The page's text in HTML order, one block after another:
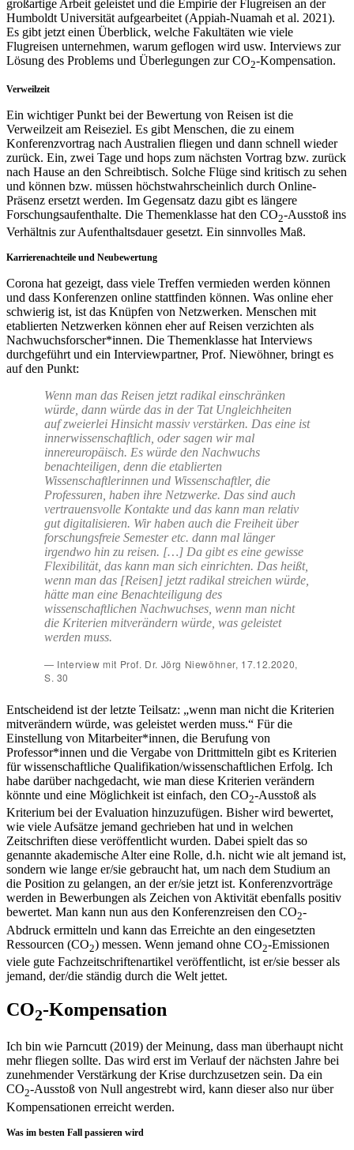
großartige Arbeit geleistet und die Empirie der Flugreisen an der
Humboldt Universität aufgearbeitet (Appiah-Nuamah et al. 2021).
Es gibt jetzt einen Überblick, welche Fakultäten wie viele
Flugreisen unternehmen, warum geflogen wird usw. Interviews zur
Lösung des Problems und Überlegungen zur CO2-Kompensation.
Verweilzeit
Ein wichtiger Punkt bei der Bewertung von Reisen ist die
Verweilzeit am Reiseziel. Es gibt Menschen, die zu einem
Konferenzvortrag nach Australien fliegen und dann schnell wieder
zurück. Ein, zwei Tage und hops zum nächsten Vortrag bzw. zurück
nach Hause an den Schreibtisch. Solche Flüge sind kritisch zu sehen
und können bzw. müssen höchstwahrscheinlich durch Online-
Präsenz ersetzt werden. Im Gegensatz dazu gibt es längere
Forschungsaufenthalte. Die Themenklasse hat den CO2-Ausstoß ins
Verhältnis zur Aufenthaltsdauer gesetzt. Ein sinnvolles Maß.
Karrierenachteile und Neubewertung
Corona hat gezeigt, dass viele Treffen vermieden werden können
und dass Konferenzen online stattfinden können. Was online eher
schwierig ist, ist das Knüpfen von Netzwerken. Menschen mit
etablierten Netzwerken können eher auf Reisen verzichten als
Nachwuchsforscher*innen. Die Themenklasse hat Interviews
durchgeführt und ein Interviewpartner, Prof. Niewöhner, bringt es
auf den Punkt:
Wenn man das Reisen jetzt radikal einschränken
würde, dann würde das in der Tat Ungleichheiten
auf zweierlei Hinsicht massiv verstärken. Das eine ist
innerwissenschaftlich, oder sagen wir mal
innereuropäisch. Es würde den Nachwuchs
benachteiligen, denn die etablierten
Wissenschaftlerinnen und Wissenschaftler, die
Professuren, haben ihre Netzwerke. Das sind auch
vertrauensvolle Kontakte und das kann man relativ
gut digitalisieren. Wir haben auch die Freiheit über
forschungsfreie Semester etc. dann mal länger
irgendwo hin zu reisen. […] Da gibt es eine gewisse
Flexibilität, das kann man sich einrichten. Das heißt,
wenn man das [Reisen] jetzt radikal streichen würde,
hätte man eine Benachteiligung des
wissenschaftlichen Nachwuchses, wenn man nicht
die Kriterien mitverändern würde, was geleistet
werden muss.
Interview mit Prof. Dr. Jörg Niewöhner, 17.12.2020,
S. 30
Entscheidend ist der letzte Teilsatz: „wenn man nicht die Kriterien
mitverändern würde, was geleistet werden muss.“ Für die
Einstellung von Mitarbeiter*innen, die Berufung von
Professor*innen und die Vergabe von Drittmitteln gibt es Kriterien
für wissenschaftliche Qualifikation/wissenschaftlichen Erfolg. Ich
habe darüber nachgedacht, wie man diese Kriterien verändern
könnte und eine Möglichkeit ist einfach, den CO2-Ausstoß als
Kriterium bei der Evaluation hinzuzufügen. Bisher wird bewertet,
wie viele Aufsätze jemand gechrieben hat und in welchen
Zeitschriften diese veröffentlicht wurden. Dabei spielt das so
genannte akademische Alter eine Rolle, d.h. nicht wie alt jemand ist,
sondern wie lange er/sie gebraucht hat, um nach dem Studium an
die Position zu gelangen, an der er/sie jetzt ist. Konferenzvorträge
werden in Bewerbungen als Zeichen von Aktivität ebenfalls positiv
bewertet. Man kann nun aus den Konferenzreisen den CO2-
Abdruck ermitteln und kann das Erreichte an den eingesetzten
Ressourcen (CO2) messen. Wenn jemand ohne CO2-Emissionen
viele gute Fachzeitschriftenartikel veröffentlicht, ist er/sie besser als
jemand, der/die ständig durch die Welt jettet.
CO2-Kompensation
Ich bin wie Parncutt (2019) der Meinung, dass man überhaupt nicht
mehr fliegen sollte. Das wird erst im Verlauf der nächsten Jahre bei
zunehmender Verstärkung der Krise durchzusetzen sein. Da ein
CO2-Ausstoß von Null angestrebt wird, kann dieser also nur über
Kompensationen erreicht werden.
Was im besten Fall passieren wird